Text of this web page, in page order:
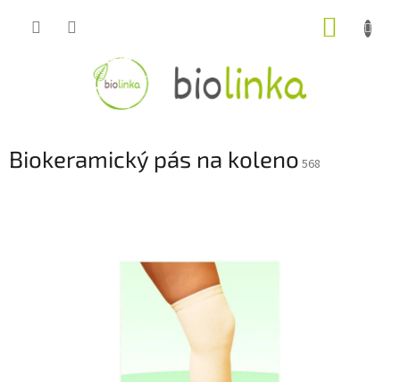
Biokeramický pás na koleno 568